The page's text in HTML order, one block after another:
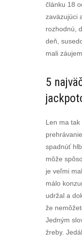
článku 18
zaväzujúci
rozhodnú,
deň,
mali
5
Len ma
spadnúť
môže
je veľmi
málo
udržal a
že
Jedným
žreby.